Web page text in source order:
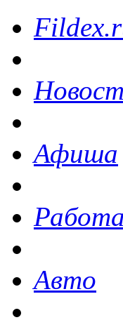
Афиша
Работа
Авто